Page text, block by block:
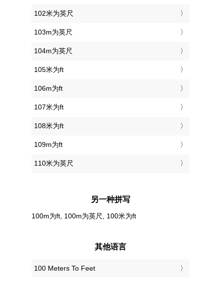
102米为英尺
103m为英尺
104m为英尺
105米为ft
106m为ft
107米为ft
108米为ft
109m为ft
110米为英尺
另一种拼写
100m为ft, 100m为英尺, 100米为ft
其他语言
‎100 Meters To Feet